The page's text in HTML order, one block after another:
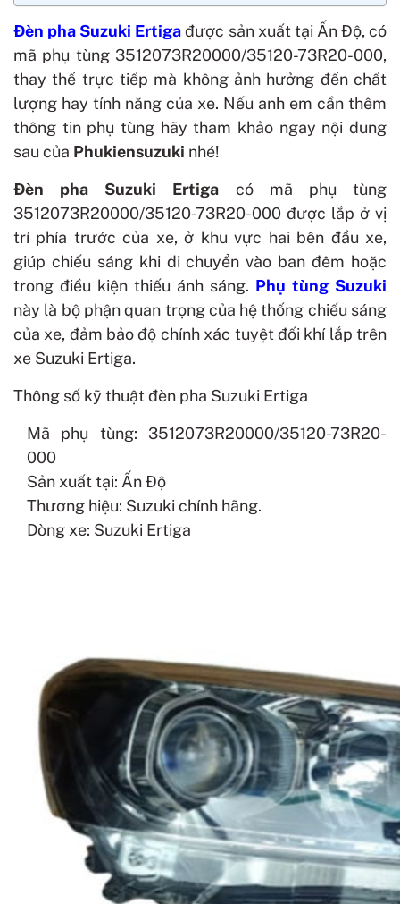
Đèn pha Suzuki Ertigađược sản xuất tại Ấn Độ, có
mã phụ tùng 3512073R20000/35120-73R20-000,
thay thế trực tiếp mà không ảnh hưởng đến chất
lượng hay tính năng của xe. Nếu anh em cần thêm
thông tin phụ tùng hãy tham khảo ngay nội dung
sau của Phukiensuzuki nhé!
Đèn pha Suzuki Ertiga có mã phụ tùng
3512073R20000/35120-73R20-000 được lắp ở vị
trí phía trước của xe, ở khu vực hai bên đầu xe,
giúp chiếu sáng khi di chuyển vào ban đêm hoặc
trong điều kiện thiếu ánh sáng. Phụ tùng Suzuki
này là bộ phận quan trọng của hệ thống chiếu sáng
của xe, đảm bảo độ chính xác tuyệt đối khí lắp trên
xe Suzuki Ertiga.
Thông số kỹ thuật đèn pha Suzuki Ertiga
Mã phụ tùng: 3512073R20000/35120-73R20-
000
Sản xuất tại: Ấn Độ
Thương hiệu: Suzuki chính hãng.
Dòng xe: Suzuki Ertiga